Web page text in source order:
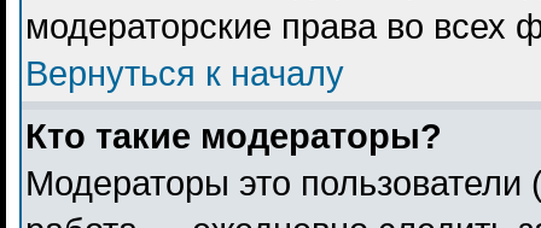
модераторские права во всех
Вернуться к началу
Кто такие модераторы?
Модераторы это пользователи